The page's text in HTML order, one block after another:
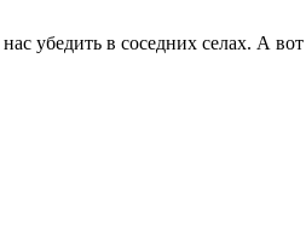
убедить в соседних селах. А